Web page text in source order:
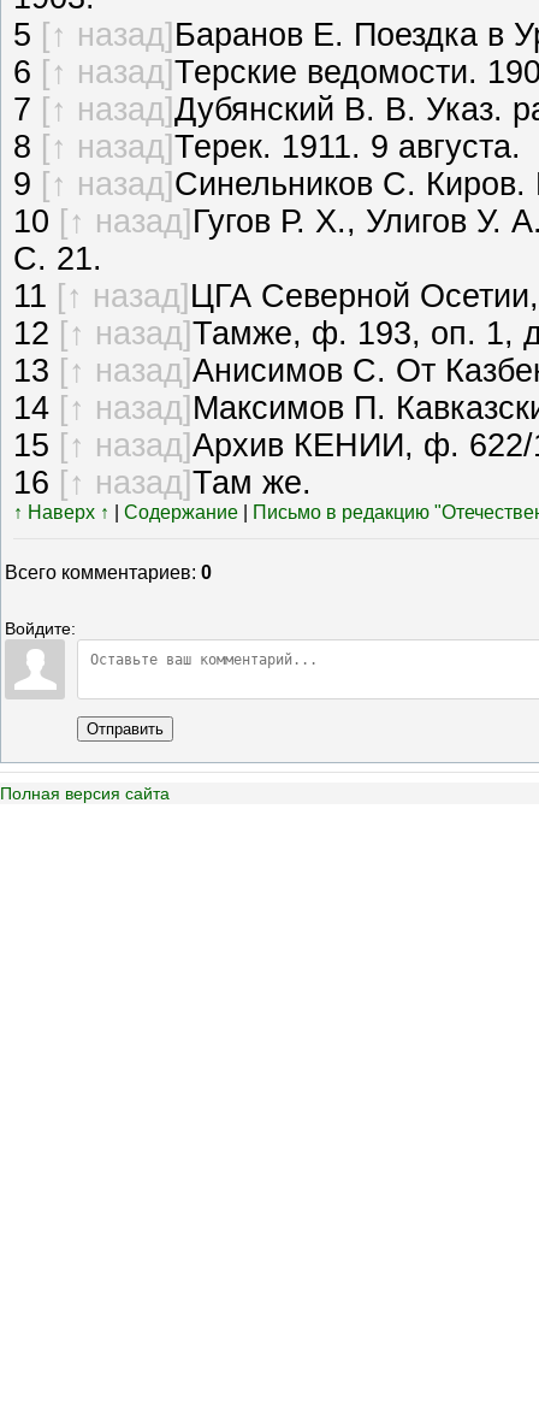
5 [↑ назад] Баранов Е. Поездка в
6 [↑ назад]Терские ведомости.
7 [↑ назад]Дубянский В. В. Указ.
8 [↑ назад]Терек. 1911. 9 августа.
9 [↑ назад] Синельников С.
10 [↑ назад] Гугов Р. X., Улигов У.
С. 21.
11 [↑ назад] ЦГА Северной
12 [↑ назад]Тамже, ф. 193, оп. 1,
13 [↑ назад]Анисимов С. От
14 [↑ назад] Максимов П.
15 [↑ назад]Архив КЕНИИ, ф. 622/
16 [↑ назад]Там же.
↑ Наверх ↑ Содержание Письмо в редакцию
Всего комментариев: 0
Войдите:
Отправить
Полная версия сайта